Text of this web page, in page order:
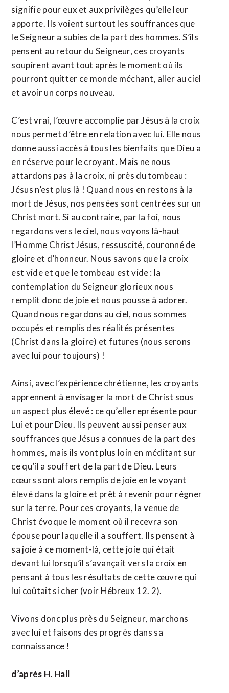
signifie pour eux et aux privilèges qu’elle leur
apporte. Ils voient surtout les souffrances que
le Seigneur a subies de la part des hommes. S’ils
pensent au retour du Seigneur, ces croyants
soupirent avant tout après le moment où ils
pourront quitter ce monde méchant, aller au ciel
et avoir un corps nouveau.
C’est vrai, l’œuvre accomplie par Jésus à la croix
nous permet d’être en relation avec lui. Elle nous
donne aussi accès à tous les bienfaits que Dieu a
en réserve pour le croyant. Mais ne nous
attardons pas à la croix, ni près du tombeau :
Jésus n’est plus là ! Quand nous en restons à la
mort de Jésus, nos pensées sont centrées sur un
Christ mort. Si au contraire, par la foi, nous
regardons vers le ciel, nous voyons là-haut
l’Homme Christ Jésus, ressuscité, couronné de
gloire et d’honneur. Nous savons que la croix
est vide et que le tombeau est vide : la
contemplation du Seigneur glorieux nous
remplit donc de joie et nous pousse à adorer.
Quand nous regardons au ciel, nous sommes
occupés et remplis des réalités présentes
(Christ dans la gloire) et futures (nous serons
avec lui pour toujours) !
Ainsi, avec l’expérience chrétienne, les croyants
apprennent à envisager la mort de Christ sous
un aspect plus élevé : ce qu’elle représente pour
Lui et pour Dieu. Ils peuvent aussi penser aux
souffrances que Jésus a connues de la part des
hommes, mais ils vont plus loin en méditant sur
ce qu’il a souffert de la part de Dieu. Leurs
cœurs sont alors remplis de joie en le voyant
élevé dans la gloire et prêt à revenir pour régner
sur la terre. Pour ces croyants, la venue de
Christ évoque le moment où il recevra son
épouse pour laquelle il a souffert. Ils pensent à
sa joie à ce moment-là, cette joie qui était
devant lui lorsqu’il s’avançait vers la croix en
pensant à tous les résultats de cette œuvre qui
lui coûtait si cher (voir Hébreux 12. 2).
Vivons donc plus près du Seigneur, marchons
avec lui et faisons des progrès dans sa
connaissance !
d’après H. Hall